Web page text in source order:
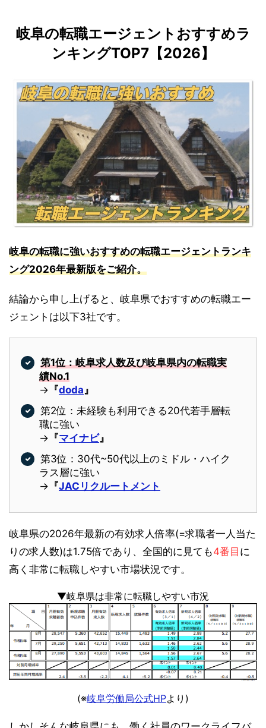
岐阜の転職エージェントおすすめラ
ンキングTOP7【2026】
岐阜の転職に強いおすすめの転職エージェントランキ
ング2026年最新版をご紹介。
結論から申し上げると、岐阜県でおすすめの転職エー
ジェントは以下3社です。
第1位：岐阜求人数及び岐阜県内の転職実
績No.1
→ 『doda 』
第2位：未経験も利用できる20代若手層転
職に強い
→ 『マイナビ』
第3位：30代~50代以上のミドル・ハイク
ラス層に強い
→ 『JACリクルートメント
岐阜県の2026年最新の有効求人倍率(=求職者一人当た
りの求人数)は1.75倍であり、全国的に見ても4番目 に
高く非常に転職しやすい市場状況です。
▼岐阜県は非常に転職しやすい市況
(※岐阜労働局公式HPより)